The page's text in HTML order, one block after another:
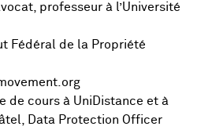
professeur à l’Université
Fédéral de la Propriété
de cours à UniDistance et à
Data Protection Officer